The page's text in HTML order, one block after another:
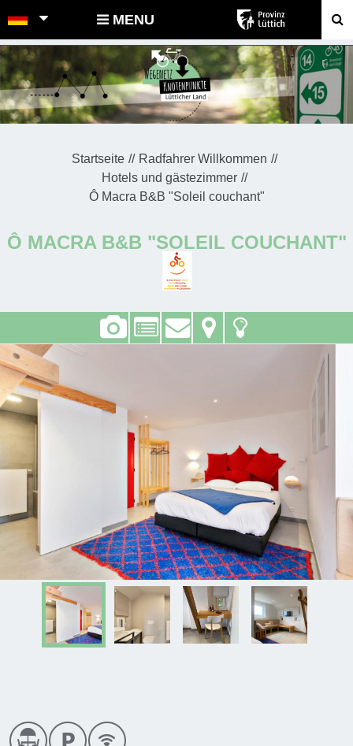
POINTS-NOEUDS MENU
Startseite
Radfahrer Willkommen
Hotels und gästezimmer
Ô Macra B&B "Soleil couchant"
Ô MACRA B&B "SOLEIL COUCHANT"